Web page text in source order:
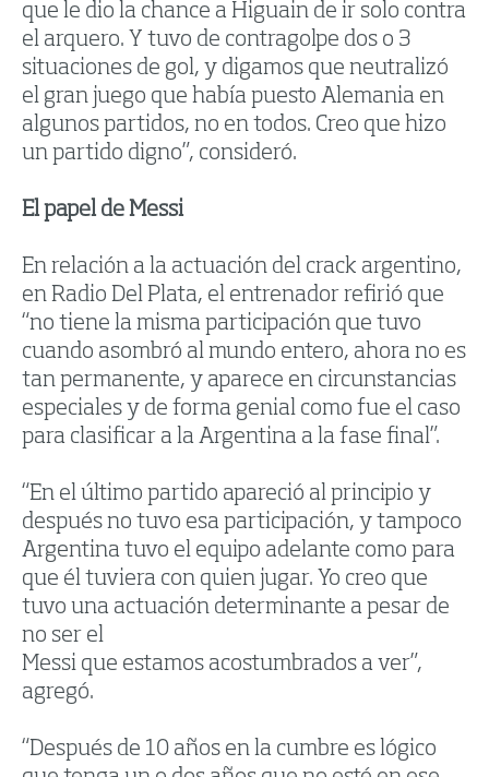
que le dio la chance a Higuain de ir solo contra
el arquero. Y tuvo de contragolpe dos o 3
situaciones de gol, y digamos que neutralizó
el gran juego que había puesto Alemania en
algunos partidos, no en todos. Creo que hizo
un partido digno”, consideró.
El papel de Messi
En relación a la actuación del crack argentino,
en Radio Del Plata, el entrenador refirió que
“no tiene la misma participación que tuvo
cuando asombró al mundo entero, ahora no es
tan permanente, y aparece en circunstancias
especiales y de forma genial como fue el caso
para clasificar a la Argentina a la fase final”.
“En el último partido apareció al principio y
después no tuvo esa participación, y tampoco
Argentina tuvo el equipo adelante como para
que él tuviera con quien jugar. Yo creo que
tuvo una actuación determinante a pesar de
no ser el
Messi que estamos acostumbrados a ver”,
agregó.
“Después de 10 años en la cumbre es lógico